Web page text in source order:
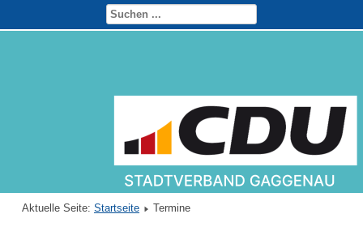
Aktuelle Seite: Startseite Termine